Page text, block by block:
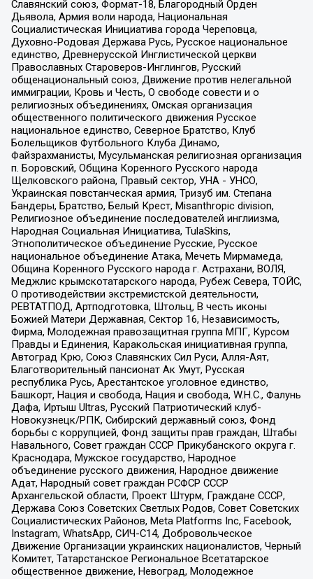
Славянский союз, Формат-18, Благородный Орден
Дьявола, Армия воли народа, Национальная
Социалистическая Инициатива города Череповца,
Духовно-Родовая Держава Русь, Русское национальное
единство, Древнерусской Инглистической церкви
Православных Староверов-Инглингов, Русский
общенациональный союз, Движение против нелегальной
иммиграции, Кровь и Честь, О свободе совести и о
религиозных объединениях, Омская организация
общественного политического движения Русское
национальное единство, Северное Братство, Клуб
Болельщиков Футбольного Клуба Динамо,
Файзрахманисты, Мусульманская религиозная организация
п. Боровский, Община Коренного Русского народа
Щелковского района, Правый сектор, УНА - УНСО,
Украинская повстанческая армия, Тризуб им. Степана
Бандеры, Братство, Белый Крест, Misanthropic division,
Религиозное объединение последователей инглиизма,
Народная Социальная Инициатива, TulaSkins,
Этнополитическое объединение Русские, Русское
национальное объединение Атака, Мечеть Мирмамеда,
Община Коренного Русского народа г. Астрахани, ВОЛЯ,
Меджлис крымскотатарского народа, Рубеж Севера, ТОЙС,
О противодействии экстремистской деятельности,
РЕВТАТПОД, Артподготовка, Штольц, В честь иконы
Божией Матери Державная, Сектор 16, Независимость,
Фирма, Молодежная правозащитная группа МПГ, Курсом
Правды и Единения, Каракольская инициативная группа,
Автоград Крю, Союз Славянских Сил Руси, Алля-Аят,
Благотворительный пансионат Ак Умут, Русская
республика Русь, Арестантское уголовное единство,
Башкорт, Нация и свобода, Нация и свобода, W.H.С., Фалунь
Дафа, Иртыш Ultras, Русский Патриотический клуб-
Новокузнецк/РПК, Сибирский державный союз, Фонд
борьбы с коррупцией, Фонд защиты прав граждан, Штабы
Навального, Совет граждан СССР Прикубанского округа г.
Краснодара, Мужское государство, Народное
объединение русского движения, Народное движение
Адат, Народный совет граждан РСФСР СССР
Архангельской области, Проект Штурм, Граждане СССР,
Держава Союз Советских Светлых Родов, Совет Советских
Социалистических Районов, Meta Platforms Inc, Facebook,
Instagram, WhatsApp, СИЧ-С14, Добровольческое
Движение Организации украинских националистов, Черный
Комитет, Татарстанское Региональное Всетатарское
общественное движение, Невоград, Молодежное